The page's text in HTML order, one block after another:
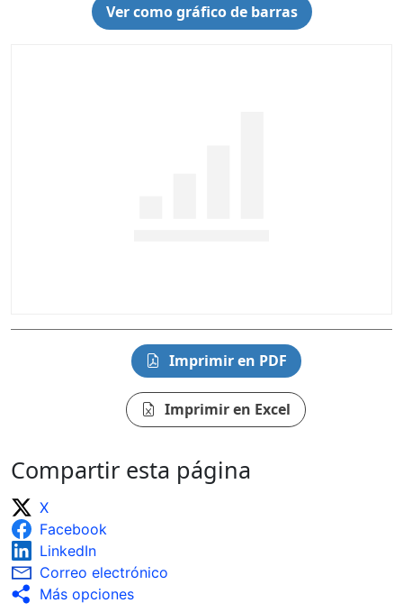
Ver como gráfico de barras
Imprimir en PDF
Imprimir en Excel
Compartir esta página
X
Facebook
LinkedIn
Correo electrónico
Más opciones